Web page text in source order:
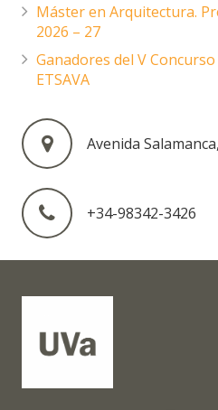
Máster en Arquitectura.
2026 – 27
Ganadores del V
ETSAVA
Avenida
+34-98342-3426